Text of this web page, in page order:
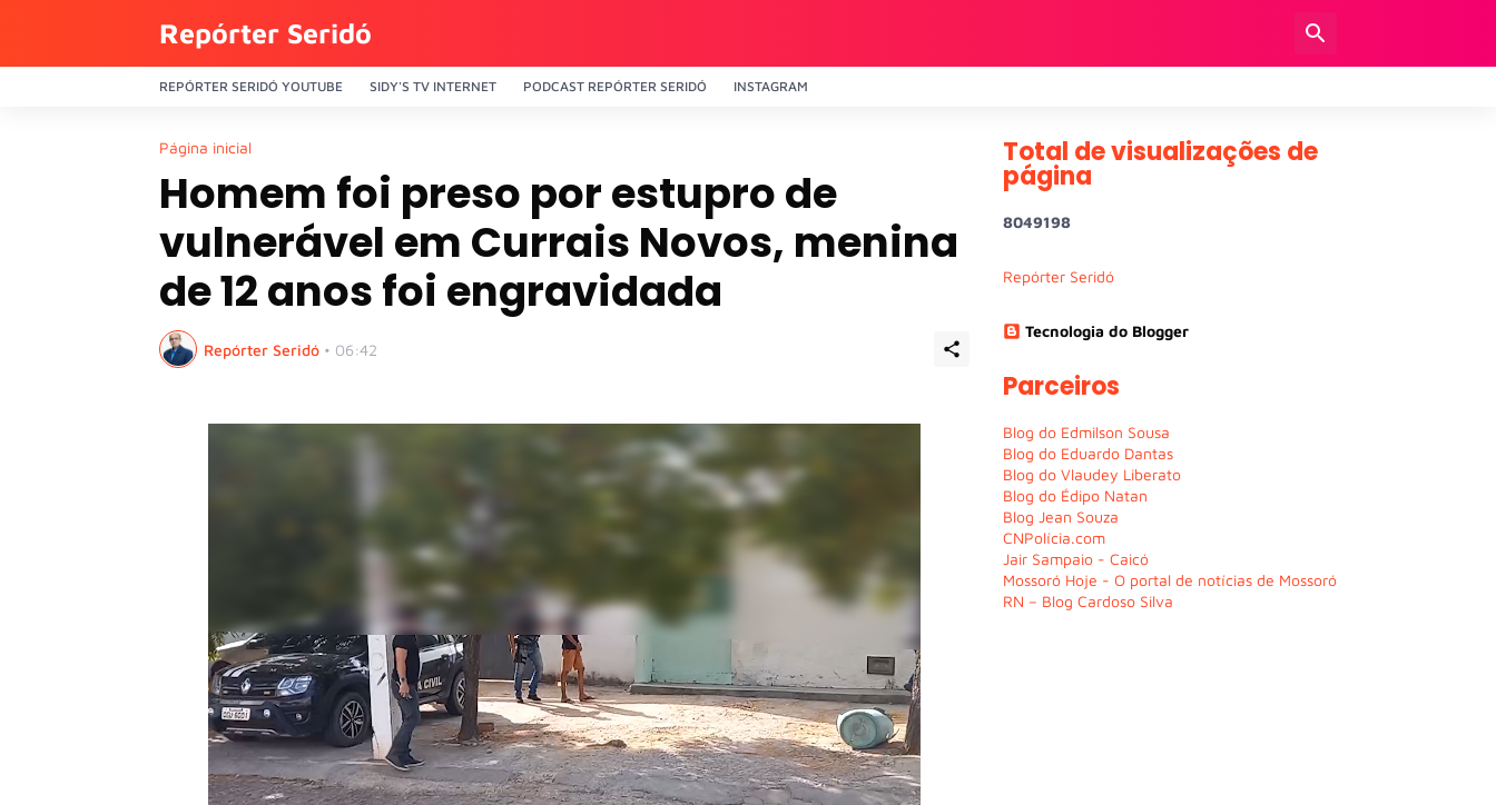
Repórter Seridó
REPÓRTER SERIDÓ YOUTUBE SIDY'S TV INTERNET PODCAST REPÓRTER SERIDÓ INSTAGRAM
Página inicial
Homem foi preso por estupro de
vulnerável em Currais Novos, menina
de 12 anos foi engravidada
Repórter Seridó • 06:42
Total de visualizações de
página
8049198
Repórter Seridó
Tecnologia do Blogger
Parceiros
Blog do Edmilson Sousa
Blog do Eduardo Dantas
Blog do Vlaudey Liberato
Blog do Édipo Natan
Blog Jean Souza
CNPolícia.com
Jair Sampaio - Caicó
Mossoró Hoje - O portal de notícias de Mossoró
RN – Blog Cardoso Silva